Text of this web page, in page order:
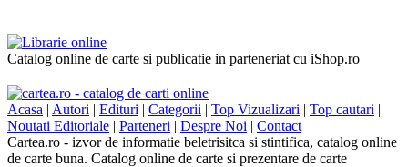
Catalog online de carte si publicatie in parteneriat cu iShop.ro
Acasa | Autori | Edituri | Categorii | Top Vizualizari | Top cautari |
Noutati Editoriale | Parteneri | Despre Noi | Contact
Cartea.ro - izvor de informatie beletrisitca si stintifica, catalog online
de carte buna. Catalog online de carte si prezentare de carte